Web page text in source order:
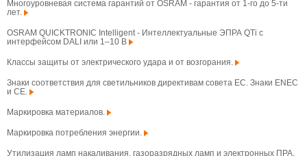
Многоуровневая система гарантий от OSRAM - гарантия от 1-го до 5-ти
лет.
OSRAM QUICKTRONIC Intelligent - Интеллектуальные ЭПРА QTi с
интерфейсом DALI или 1–10 В
Классы защиты от электрического удара и от возгорания.
Знаки соответствия для светильников директивам совета ЕС. Знаки ENEC
и CE.
Маркировка материалов.
Маркировка потребления энергии.
Утилизация ламп накаливания, газоразрядных ламп и электронных ПРА.